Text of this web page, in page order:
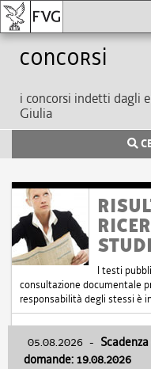
Concorsi
i concorsi indetti dagli
Giulia
I testi
consultazione documentale
responsabilità degli stessi è
05.08.2026 -
domande: 19.08.2026